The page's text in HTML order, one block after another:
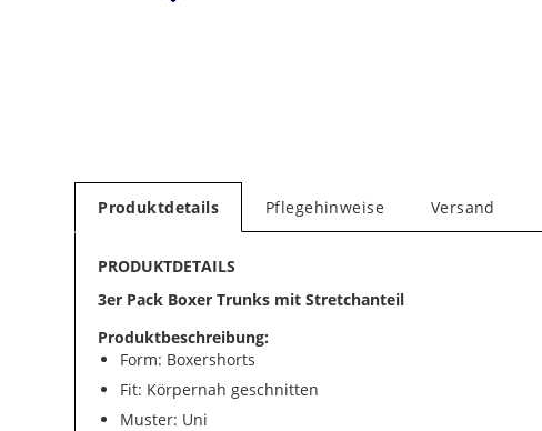
Produktdetails Pflegehinweise Versand
PRODUKTDETAILS
3er Pack Boxer Trunks mit Stretchanteil
Produktbeschreibung:
Form: Boxershorts
Fit: Körpernah geschnitten
Muster: Uni